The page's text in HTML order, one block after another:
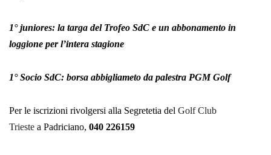
1° juniores: la targa del Trofeo SdC e un abbonamento in
loggione per l’intera stagione
1° Socio SdC: borsa abbigliameto da palestra PGM Golf
Per le iscrizioni rivolgersi alla Segretetia del Golf Club
Trieste a Padriciano, 040 226159